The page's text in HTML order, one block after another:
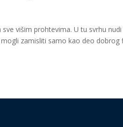
višim prohtevima. U tu svrhu
zamisliti samo kao deo dobrog